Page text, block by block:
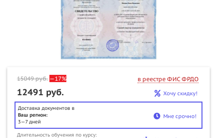
15049руб. —17% в реестре ФИС ФРДО
12491 руб. Хочу скидку!
Доставка документов в
Ваш регион:
3—7 дней
Мне срочно!
Длительность обучения по курсу: